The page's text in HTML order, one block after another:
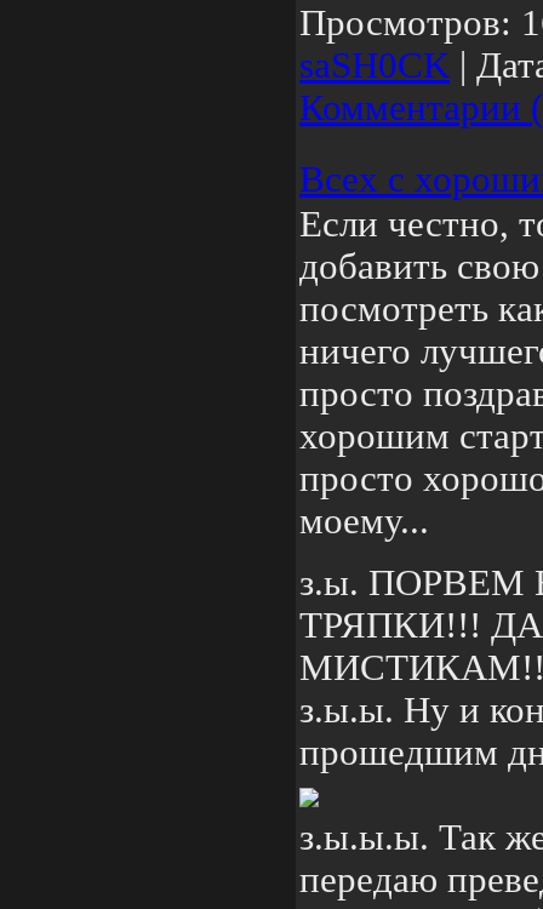
Просмотров:
saSH0CK
Комментарии
Всех с
Если честно,
добавить
посмотреть
ничего
просто
хорошим
просто
моему...
з.ы. ПОРВЕМ
ТРЯПКИ!!!
з.ы.ы. Ну и
прошедшим
з.ы.ы.ы. Так
передаю